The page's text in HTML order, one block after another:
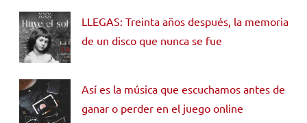
LLEGAS: Treinta años después, la memoria
de un disco que nunca se fue
Así es la música que escuchamos antes de
ganar o perder en el juego online